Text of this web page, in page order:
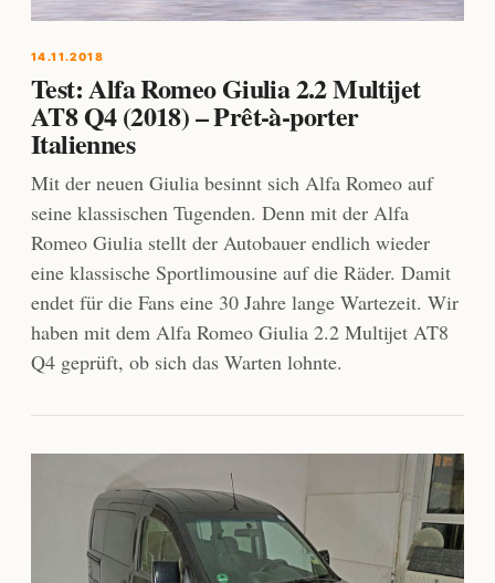
14.11.2018
Test: Alfa Romeo Giulia 2.2 Multijet
AT8 Q4 (2018) – Prêt-à-porter
Italiennes
Mit der neuen Giulia besinnt sich Alfa Romeo auf
seine klassischen Tugenden. Denn mit der Alfa
Romeo Giulia stellt der Autobauer endlich wieder
eine klassische Sportlimousine auf die Räder. Damit
endet für die Fans eine 30 Jahre lange Wartezeit. Wir
haben mit dem Alfa Romeo Giulia 2.2 Multijet AT8
Q4 geprüft, ob sich das Warten lohnte.